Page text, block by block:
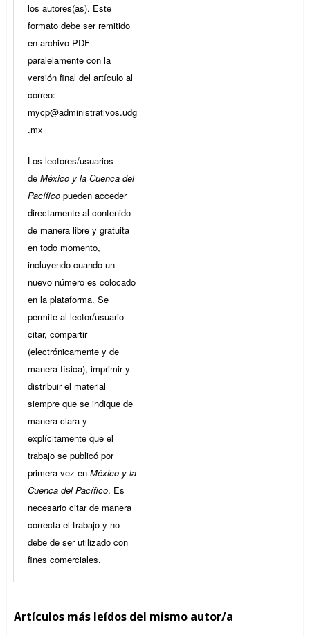
los autores(as). Este
formato debe ser remitido
en archivo PDF
paralelamente con la
versión final del artículo al
correo:
mycp@administrativos.udg
.mx
Los lectores/usuarios
de México y la Cuenca del
Pacífico pueden acceder
directamente al contenido
de manera libre y gratuita
en todo momento,
incluyendo cuando un
nuevo número es colocado
en la plataforma. Se
permite al lector/usuario
citar, compartir
(electrónicamente y de
manera física), imprimir y
distribuir el material
siempre que se indique de
manera clara y
explícitamente que el
trabajo se publicó por
primera vez en México y la
Cuenca del Pacífico. Es
necesario citar de manera
correcta el trabajo y no
debe de ser utilizado con
fines comerciales.
Artículos más leídos del mismo autor/a